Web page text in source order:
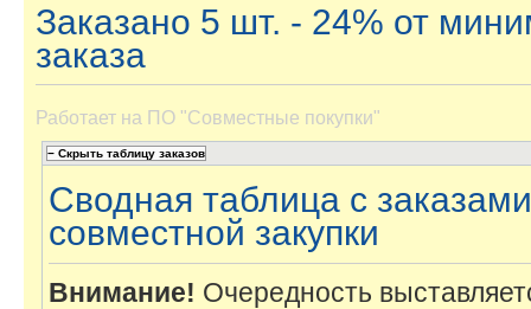
Заказано 5 шт. - 24% от
заказа
Работает на ПО "Совместные покупки"
Сводная таблица с
совместной закупки
Внимание! Очередность